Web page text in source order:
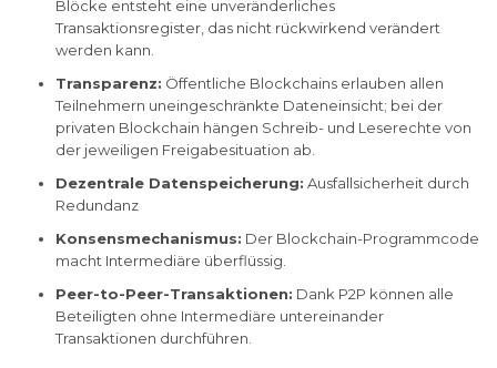
Blöcke entsteht eine unveränderliches
Transaktionsregister, das nicht rückwirkend verändert
werden kann.
Transparenz: Öffentliche Blockchains erlauben allen
Teilnehmern uneingeschränkte Dateneinsicht; bei der
privaten Blockchain hängen Schreib- und Leserechte von
der jeweiligen Freigabesituation ab.
Dezentrale Datenspeicherung: Ausfallsicherheit durch
Redundanz
Konsensmechanismus: Der Blockchain-Programmcode
macht Intermediäre überflüssig.
Peer-to-Peer-Transaktionen: Dank P2P können alle
Beteiligten ohne Intermediäre untereinander
Transaktionen durchführen.